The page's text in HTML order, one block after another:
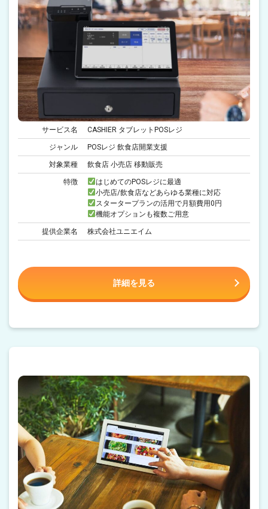
サービス名 CASHIER タブレットPOSレジ
ジャンル POSレジ 飲食店開業支援
対象業種 飲食店 小売店 移動販売
特徴
はじめてのPOSレジに最適
小売店/飲食店などあらゆる業種に対応
スタータープランの活用で月額費用0円
機能オプションも複数ご用意
提供企業名 株式会社ユニエイム
詳細を見る